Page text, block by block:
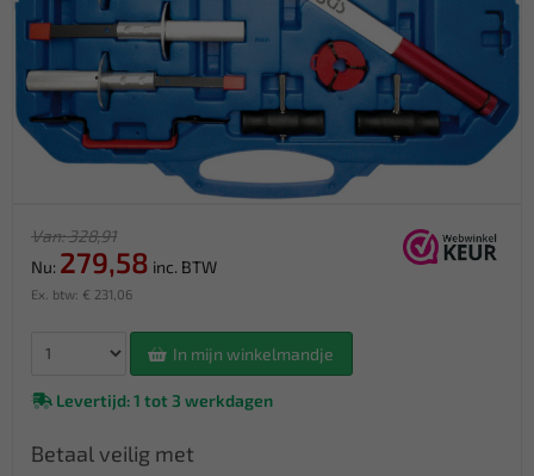
Van: 328,91
Nu: 279,58 inc. BTW
Ex. btw: € 231,06
In mijn winkelmandje
Levertijd: 1 tot 3 werkdagen
Betaal veilig met